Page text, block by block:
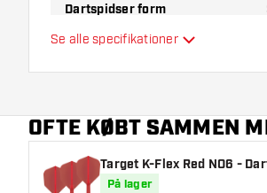
Dartspidser form
Dartspidser grebzone
Dartspidser længde
Se alle specifikationer
OFTE KØBT SAMMEN
Target K-Flex Red NO6 -
På lager